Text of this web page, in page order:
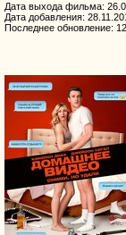
Дата выхода фильма:
Дата добавления:
Последнее обновление: